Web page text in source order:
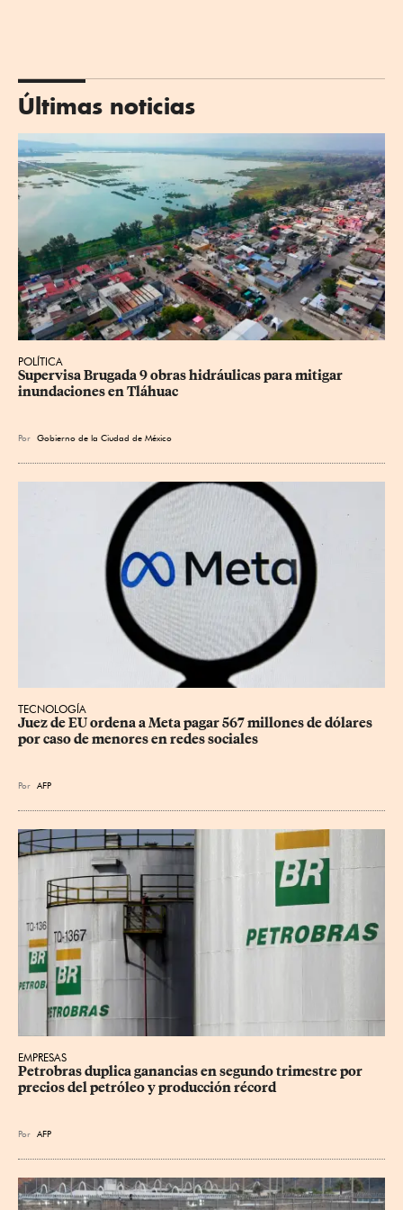
Últimas noticias
POLÍTICA
Supervisa Brugada 9 obras hidráulicas para mitigar
inundaciones en Tláhuac
Por Gobierno de la Ciudad de México
TECNOLOGÍA
Juez de EU ordena a Meta pagar 567 millones de dólares
por caso de menores en redes sociales
Por AFP
EMPRESAS
Petrobras duplica ganancias en segundo trimestre por
precios del petróleo y producción récord
Por AFP